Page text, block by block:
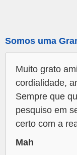
Somos uma
Muito grato
cordialidade,
Sempre que
pesquiso em
certo com a
Mah